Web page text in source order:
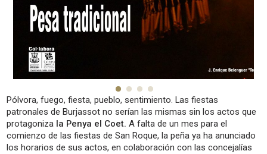
Pólvora, fuego, fiesta, pueblo, sentimiento. Las fiestas
patronales de Burjassot no serían las mismas sin los actos que
protagoniza la Penya el Coet. A falta de un mes para el
comienzo de las fiestas de San Roque, la peña ya ha anunciado
los horarios de sus actos, en colaboración con las concejalías